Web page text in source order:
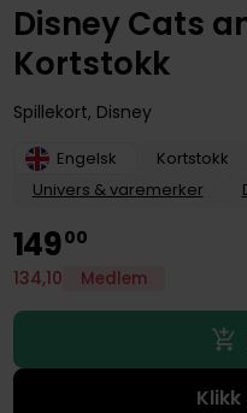
Disney Cats
Kortstokk
Spillekort, Disney
Engelsk Kortstokk
Univers & varemerker
14900
134,10 Medlem
Klikk